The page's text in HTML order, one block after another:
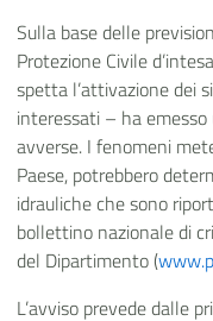
Sulla base delle
Protezione Civile
spetta l’attivazione dei
interessati – ha
avverse. I fenomeni
Paese, potrebbero
idrauliche che sono
bollettino nazionale di
del Dipartimento (
L’avviso prevede dalle